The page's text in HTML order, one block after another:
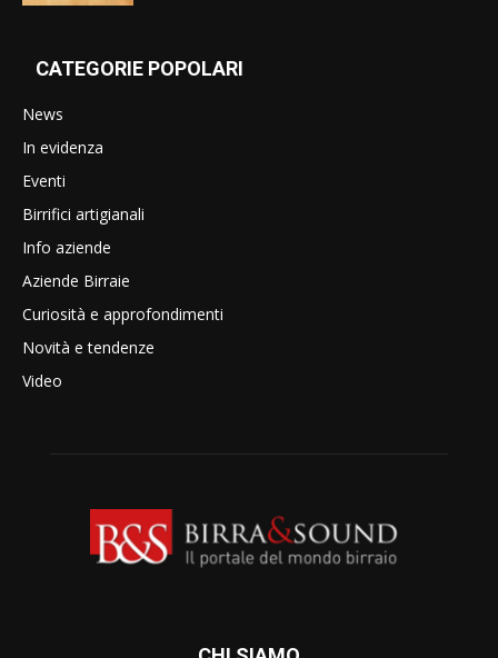
CATEGORIE POPOLARI
News
In evidenza
Eventi
Birrifici artigianali
Info aziende
Aziende Birraie
Curiosità e approfondimenti
Novità e tendenze
Video